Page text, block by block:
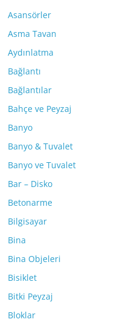
Asansörler
Asma Tavan
Aydınlatma
Bağlantı
Bağlantılar
Bahçe ve Peyzaj
Banyo
Banyo & Tuvalet
Banyo ve Tuvalet
Bar – Disko
Betonarme
Bilgisayar
Bina
Bina Objeleri
Bisiklet
Bitki Peyzaj
Bloklar